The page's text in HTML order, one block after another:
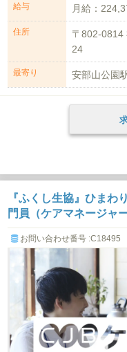
給与 月給：
住所
〒802-0814
24
最寄り
『ふくし生協』ひまわ
門員（ケアマネージャ
お問い合わせ番号 :C18495